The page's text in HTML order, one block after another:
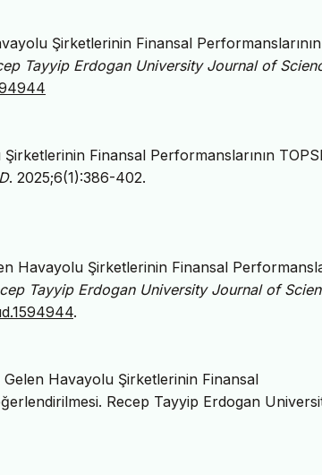
Şirketlerinin Finansal Performanslarının
Tayyip Erdogan University Journal of
Finansal Performanslarının
. 2025;6(1):386-402.
Havayolu Şirketlerinin Finansal
Tayyip Erdogan University Journal of
.
Havayolu Şirketlerinin Finansal
Recep Tayyip Erdogan